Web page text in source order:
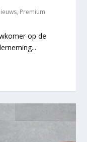
, Premium
op de